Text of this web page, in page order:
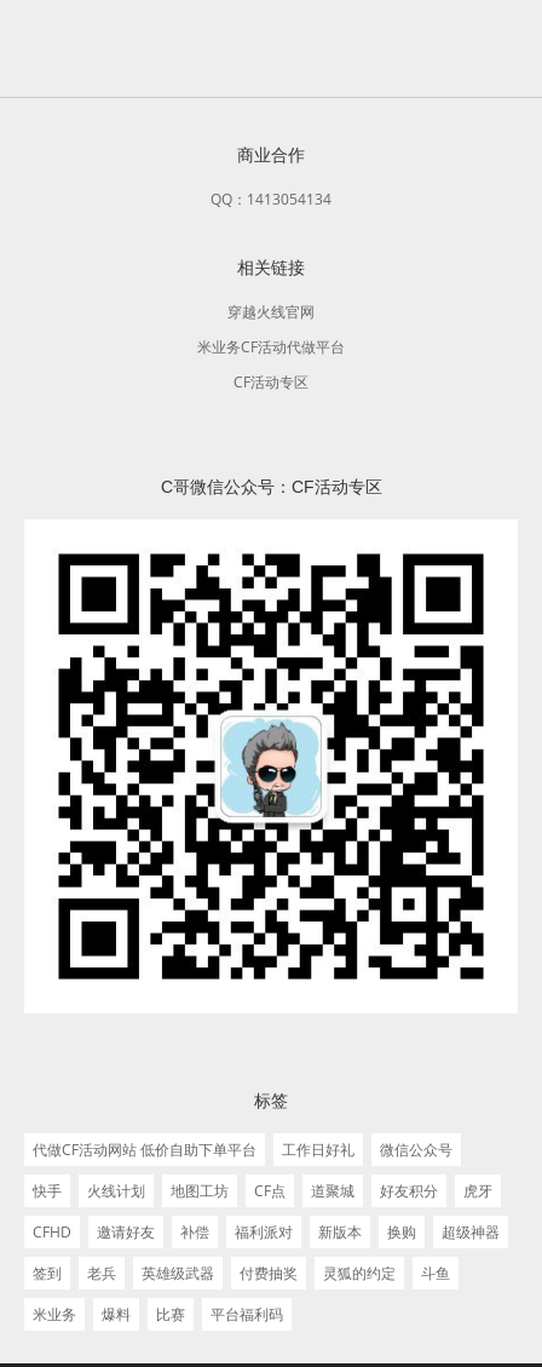
商业合作
QQ：1413054134
相关链接
穿越火线官网
米业务CF活动代做平台
CF活动专区
C哥微信公众号：CF活动专区
标签
代做CF活动网站 低价自助下单平台 工作日好礼
微信公众号
快手
火线计划 地图工坊 CF点 道聚城 好友积分
虎牙
CFHD
邀请好友 补偿 福利派对 新版本 换购
超级神器
签到
老兵 英雄级武器 付费抽奖 灵狐的约定
斗鱼
米业务
爆料 比赛 平台福利码